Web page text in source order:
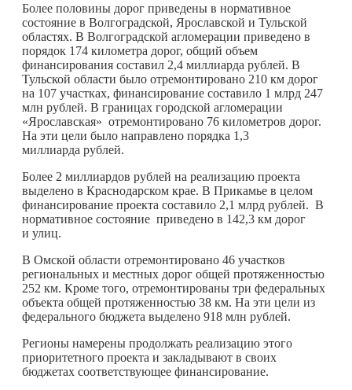
Более половины дорог приведены в нормативное
состояние в Волгоградской, Ярославской и Тульской
областях. В Волгоградской агломерации приведено в
порядок 174 километра дорог, общий объем
финансирования составил 2,4 миллиарда рублей. В
Тульской области было отремонтировано 210 км дорог
на 107 участках, финансирование составило 1 млрд 247
млн рублей. В границах городской агломерации
«Ярославская» отремонтировано 76 километров дорог.
На эти цели было направлено порядка 1,3
миллиарда рублей.
Более 2 миллиардов рублей на реализацию проекта
выделено в Краснодарском крае. В Прикамье в целом
финансирование проекта составило 2,1 млрд рублей. В
нормативное состояние приведено в 142,3 км дорог
и улиц.
В Омской области отремонтировано 46 участков
региональных и местных дорог общей протяженностью
252 км. Кроме того, отремонтированы три федеральных
объекта общей протяженностью 38 км. На эти цели из
федерального бюджета выделено 918 млн рублей.
Регионы намерены продолжать реализацию этого
приоритетного проекта и закладывают в своих
бюджетах соответствующее финансирование.